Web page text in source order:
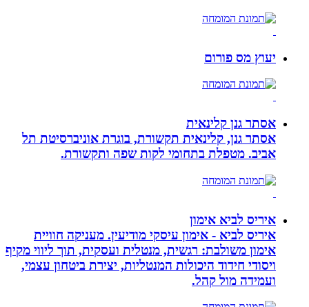
יעוץ מס פורום
אסתר גנן קלינאית
אסתר גנן, קלינאית תקשורת, בוגרת אוניברסיטת תל
אביב. מטפלת בתחומי לקות שפה ותקשורת.
איריס לביא אימון
איריס לביא - אימון עיסקי מודיעין. מעניקה חוויית
אימון משולבת: רגשית, מנטלית ועסקית, תוך ליווי מקיף
ויסודי חידוד היכולות המנטליות, יצירת ביטחון עצמי,
ועמידה מול קהל.